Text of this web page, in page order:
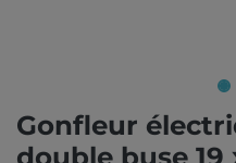
Gonfleur